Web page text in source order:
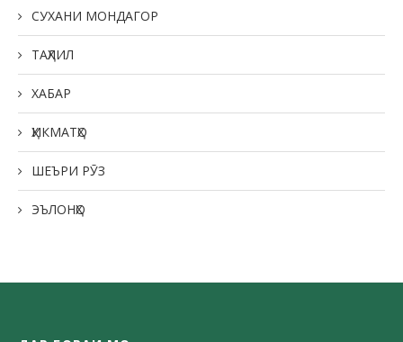
СУХАНИ МОНДАГОР
ТАҲЛИЛ
ХАБАР
ҲИКМАТҲО
ШЕЪРИ РӮЗ
ЭЪЛОНҲО